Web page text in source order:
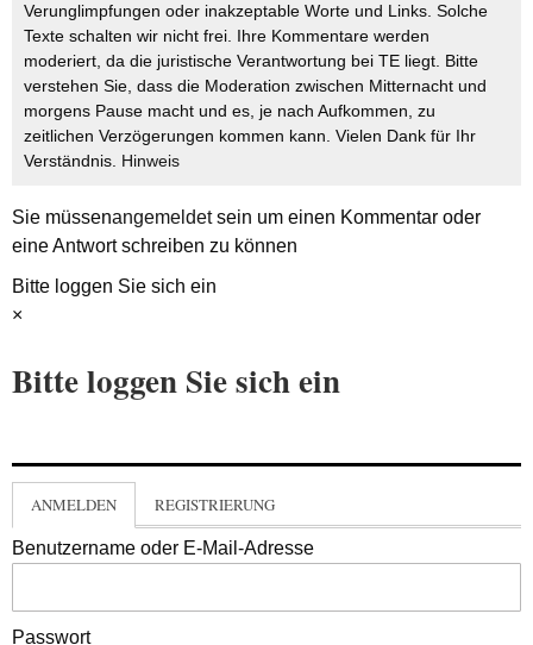
Verunglimpfungen oder inakzeptable Worte und Links. Solche
Texte schalten wir nicht frei. Ihre Kommentare werden
moderiert, da die juristische Verantwortung bei TE liegt. Bitte
verstehen Sie, dass die Moderation zwischen Mitternacht und
morgens Pause macht und es, je nach Aufkommen, zu
zeitlichen Verzögerungen kommen kann. Vielen Dank für Ihr
Verständnis. Hinweis
Sie müssenangemeldetsein um einen Kommentar oder
eine Antwort schreiben zu können
Bitte loggen Sie sich ein
×
Bitte loggen Sie sich ein
ANMELDEN REGISTRIERUNG
Benutzername oder E-Mail-Adresse
Passwort